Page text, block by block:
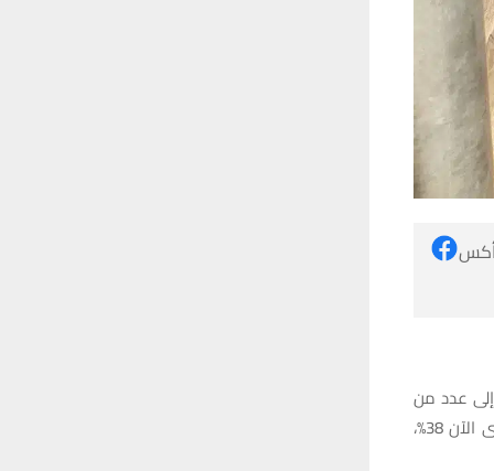
أكس
عدد من
المناطق المتفرقة داخل مدينة الناصرية، تطورًا متسارعًا، حيث بلغت نسبة الإنجاز فيه حتى الآن 38%،